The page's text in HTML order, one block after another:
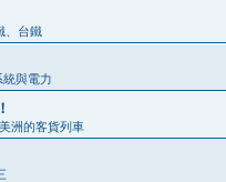
、台鐵
統與電力
洲的客貨列車